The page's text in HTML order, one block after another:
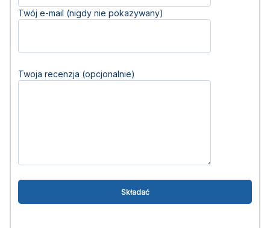
Twój e-mail (nigdy nie pokazywany)
Twoja recenzja (opcjonalnie)